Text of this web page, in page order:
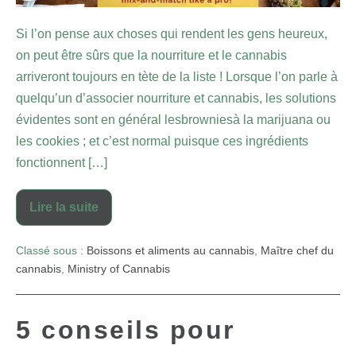
Si l’on pense aux choses qui rendent les gens heureux,
on peut être sûrs que la nourriture et le cannabis
arriveront toujours en tète de la liste ! Lorsque l’on parle à
quelqu’un d’associer nourriture et cannabis, les solutions
évidentes sont en général lesbrowniesà la marijuana ou
les cookies ; et c’est normal puisque ces ingrédients
fonctionnent […]
Lire la suite
Classé sous : Boissons et aliments au cannabis Maître chef du
cannabis Ministry of Cannabis
5 conseils pour